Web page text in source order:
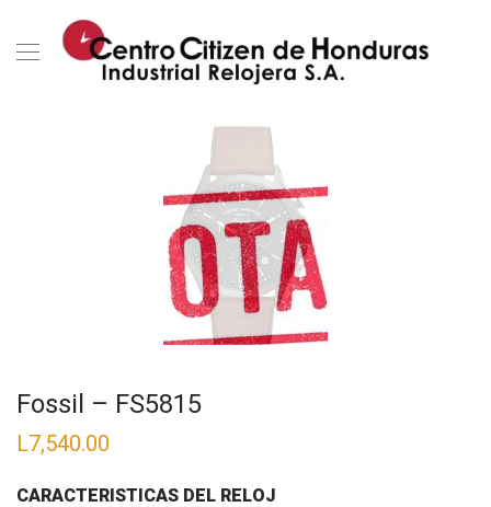
Fossil – FS5815
L7,540.00
CARACTERISTICAS DEL RELOJ